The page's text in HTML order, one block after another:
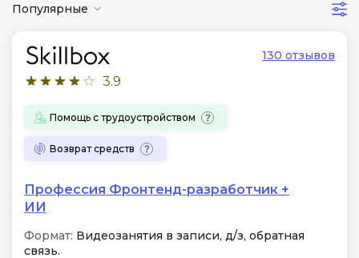
Популярные
3.9
130 отзывов
Помощь с трудоустройством
Возврат средств
Профессия Фронтенд-разработчик +
ИИ
Формат: Видеозанятия в записи, д/з, обратная
связь.